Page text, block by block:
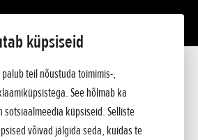
küpsiseid
palub teil nõustuda toimimis-,
See hõlmab ka
sotsiaalmeedia küpsiseid. Selliste
võivad jälgida seda, kuidas te